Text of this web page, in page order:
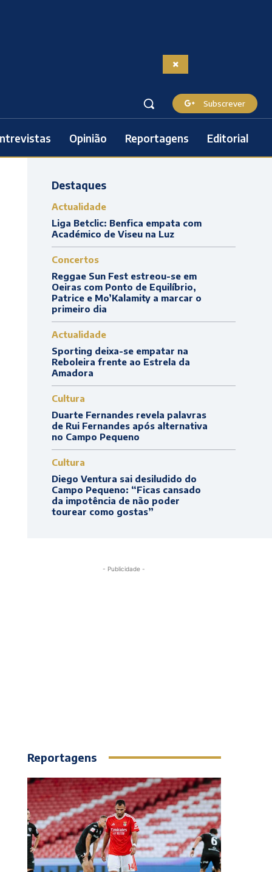
Subscrever
Opinião Reportagens Editorial
Destaques
Actualidade
Liga Betclic: Benfica empata com
Académico de Viseu na Luz
Concertos
Reggae Sun Fest estreou-se em
Oeiras com Ponto de Equilíbrio,
Patrice e Mo’Kalamity a marcar o
primeiro dia
Actualidade
Sporting deixa-se empatar na
Reboleira frente ao Estrela da
Amadora
Cultura
Duarte Fernandes revela palavras
de Rui Fernandes após alternativa
no Campo Pequeno
Cultura
Diego Ventura sai desiludido do
Campo Pequeno: “Ficas cansado
da impotência de não poder
tourear como gostas”
- Publicidade -
Reportagens